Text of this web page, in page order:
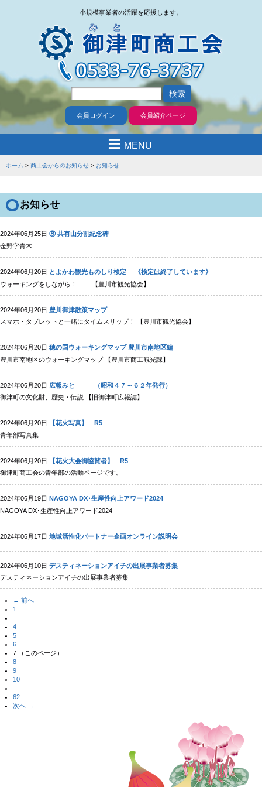
小規模事業者の活躍を応援します。
会員ログイン 会員紹介ページ
≡ MENU
ホーム 商工会からのお知らせ お知らせ
お知らせ
2024年06月25日 ⑧ 共有山分割紀念碑
金野字青木
2024年06月20日 とよかわ観光ものしり検定 《検定は終了しています》
ウォーキングをしながら！ 【豊川市観光協会】
2024年06月20日 豊川御津散策マップ
スマホ・タブレットと一緒にタイムスリップ！ 【豊川市観光協会】
2024年06月20日 穂の国ウォーキングマップ 豊川市南地区編
豊川市南地区のウォーキングマップ 【豊川市商工観光課】
2024年06月20日 広報みと （昭和４７～６２年発行）
御津町の文化財、歴史・伝説 【旧御津町広報誌】
2024年06月20日
【花火写真】 R5
青年部写真集
2024年06月20日
【花火大会御協賛者】 R5
御津町商工会の青年部の活動ページです。
2024年06月19日 NAGOYA DX･生産性向上アワード2024
NAGOYA DX･生産性向上アワード2024
2024年06月17日 地域活性化パートナー企画オンライン説明会
2024年06月10日 デスティネーションアイチの出展事業者募集
デスティネーションアイチの出展事業者募集
← 前へ
1
4
5
6
7
（このページ）
8
9
10
62
次へ →